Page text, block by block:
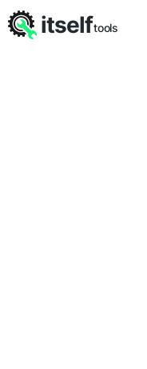
itselftools